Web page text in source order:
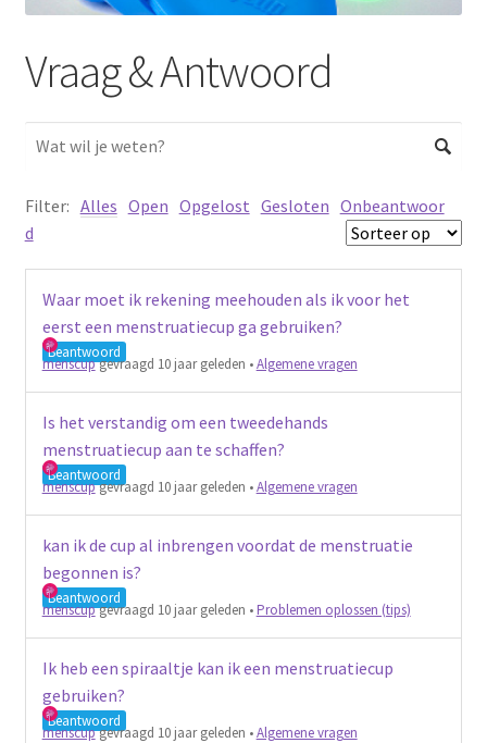
Voordeelpakketten
Proefpakketten
wat je nog meer wil weten
Vraag & Antwoord
Filter: Alles Open Opgelost Gesloten Onbeantwoor
d
Waar moet ik rekening meehouden als ik voor het
eerst een menstruatiecup ga gebruiken?
Beantwoord
menscupgevraagd 10 jaar geleden •Algemene vragen
Is het verstandig om een tweedehands
menstruatiecup aan te schaffen?
Beantwoord
menscupgevraagd 10 jaar geleden •Algemene vragen
kan ik de cup al inbrengen voordat de menstruatie
begonnen is?
Beantwoord
menscupgevraagd 10 jaar geleden •Problemen oplossen (tips)
Ik heb een spiraaltje kan ik een menstruatiecup
gebruiken?
Beantwoord
menscupgevraagd 10 jaar geleden •Algemene vragen